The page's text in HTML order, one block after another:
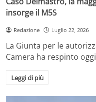
insorge il M5S
Redazione Luglio 22, 2026
La Giunta per le
Camera ha respinto
Leggi di più